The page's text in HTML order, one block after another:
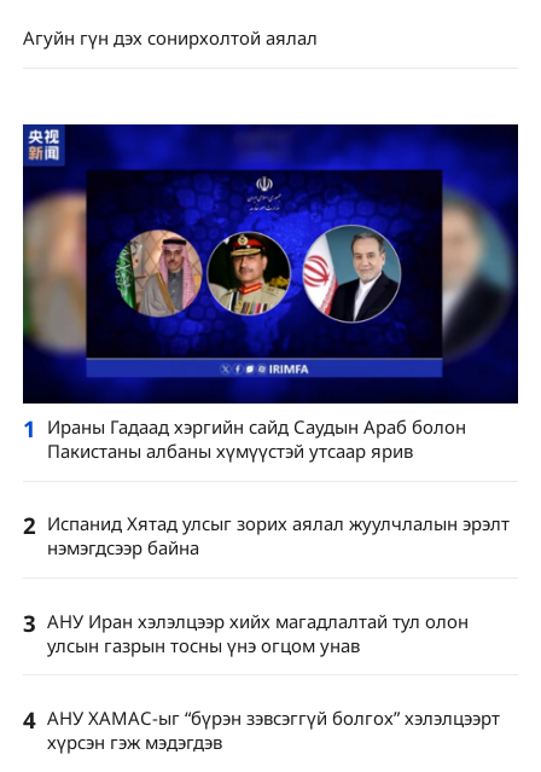
Агуйн гүн дэх сонирхолтой аялал
1
Ираны Гадаад хэргийн сайд Саудын Араб болон
Пакистаны албаны хүмүүстэй утсаар ярив
2 Испанид Хятад улсыг зорих аялал жуулчлалын эрэлт
нэмэгдсээр байна
3 АНУ Иран хэлэлцээр хийх магадлалтай тул олон
улсын газрын тосны үнэ огцом унав
4 АНУ ХАМАС-ыг “бүрэн зэвсэггүй болгох” хэлэлцээрт
хүрсэн гэж мэдэгдэв